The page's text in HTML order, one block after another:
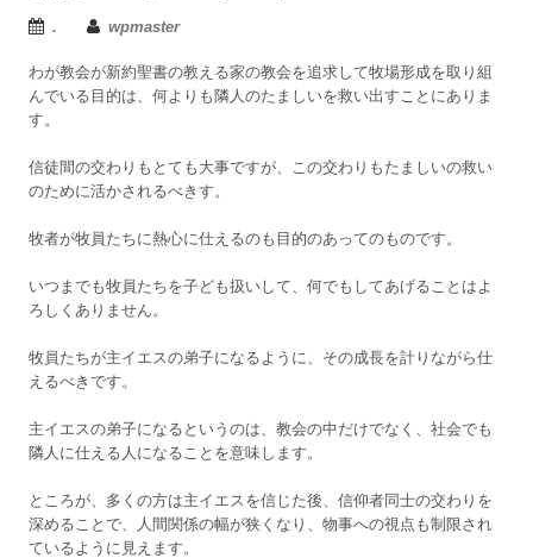
. wpmaster
わが教会が新約聖書の教える家の教会を追求して牧場形成を取り組
んでいる目的は、何よりも隣人のたましいを救い出すことにありま
す。
信徒間の交わりもとても大事ですが、この交わりもたましいの救い
のために活かされるべきす。
牧者が牧員たちに熱心に仕えるのも目的のあってのものです。
いつまでも牧員たちを子ども扱いして、何でもしてあげることはよ
ろしくありません。
牧員たちが主イエスの弟子になるように、その成長を計りながら仕
えるべきです。
主イエスの弟子になるというのは、教会の中だけでなく、社会でも
隣人に仕える人になることを意味します。
ところが、多くの方は主イエスを信じた後、信仰者同士の交わりを
深めることで、人間関係の幅が狭くなり、物事への視点も制限され
ているように見えます。